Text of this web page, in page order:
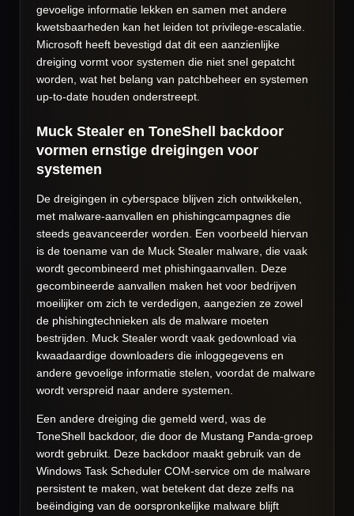
gevoelige informatie lekken en samen met andere
kwetsbaarheden kan het leiden tot privilege-escalatie.
Microsoft heeft bevestigd dat dit een aanzienlijke
dreiging vormt voor systemen die niet snel gepatcht
worden, wat het belang van patchbeheer en systemen
up-to-date houden onderstreept.
Muck Stealer en ToneShell backdoor
vormen ernstige dreigingen voor
systemen
De dreigingen in cyberspace blijven zich ontwikkelen,
met malware-aanvallen en phishingcampagnes die
steeds geavanceerder worden. Een voorbeeld hiervan
is de toename van de Muck Stealer malware, die vaak
wordt gecombineerd met phishingaanvallen. Deze
gecombineerde aanvallen maken het voor bedrijven
moeilijker om zich te verdedigen, aangezien ze zowel
de phishingtechnieken als de malware moeten
bestrijden. Muck Stealer wordt vaak gedownload via
kwaadaardige downloaders die inloggegevens en
andere gevoelige informatie stelen, voordat de malware
wordt verspreid naar andere systemen.
Een andere dreiging die gemeld werd, was de
ToneShell backdoor, die door de Mustang Panda-groep
wordt gebruikt. Deze backdoor maakt gebruik van de
Windows Task Scheduler COM-service om de malware
persistent te maken, wat betekent dat deze zelfs na
beëindiging van de oorspronkelijke malware blijft